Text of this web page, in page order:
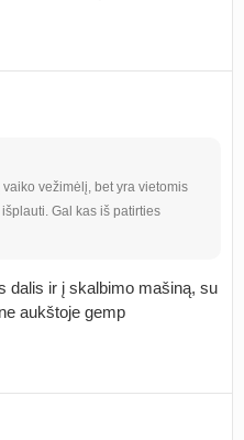
vežimėlį, bet yra vietomis
Gal kas iš patirties
dalis ir į skalbimo mašiną, su
aukštoje gemp